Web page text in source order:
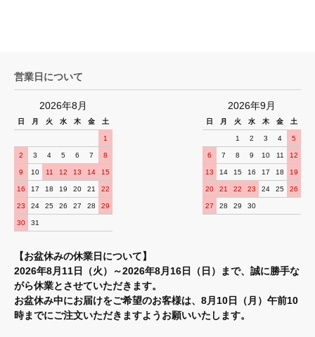
営業日について
2026年8月
日 月 火 水 木 金 土
1
2 3 4 5 6 7 8
9 10 11 12 13 14 15
16 17 18 19 20 21 22
23 24 25 26 27 28 29
30 31
2026年9月
日 月 火 水 木 金 土
1 2 3 4 5
6 7 8 9 10 11 12
13 14 15 16 17 18 19
20 21 22 23 24 25 26
27 28 29 30
【お盆休みの休業日について】
2026年8月11日（火）～2026年8月16日（日）まで、誠に勝手な
がら休業とさせていただきます。
お盆休み中にお届けをご希望のお客様は、8月10日（月）午前10
時までにご注文いただきますようお願いいたします。